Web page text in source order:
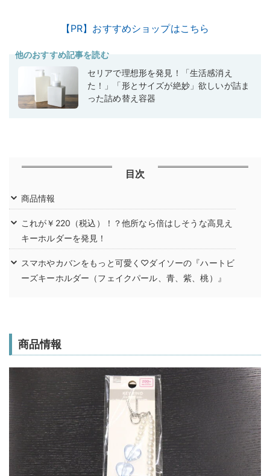
【PR】おすすめショップはこちら
他のおすすめ記事を読む
セリアで理想形を発見！「生活感消え
た！」「形とサイズが絶妙」欲しいが詰ま
った詰め替え容器
目次
商品情報
これが￥220（税込）！？他所なら倍はしそうな高見え
キーホルダーを発見！
スマホやカバンをもっと可愛く♡ダイソーの『ハートビ
ーズキーホルダー（フェイクパール、青、紫、桃）』
商品情報